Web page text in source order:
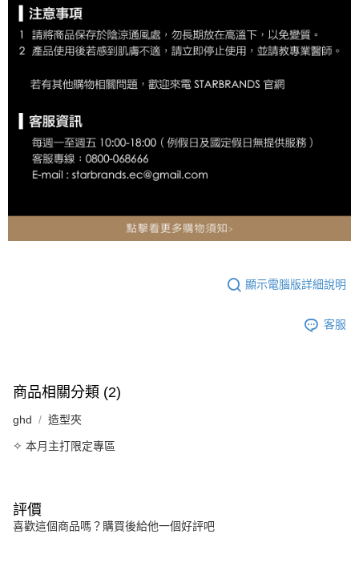
顯示電腦版詳細說明
客服
商品相關分類 (2)
ghd 造型夾
✧ 本月主打限定專區
評價
喜歡這個商品嗎？購買後給他一個好評吧